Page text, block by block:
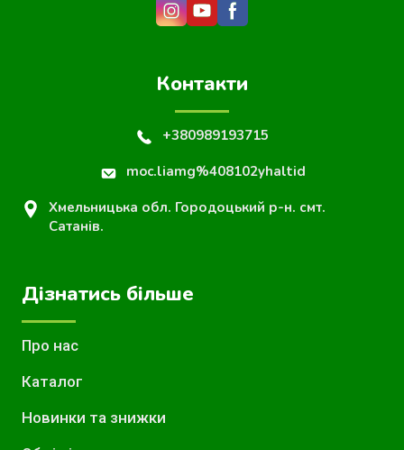
Контакти
+380989193715
moc.liamg%408102yhaltid
Хмельницька обл. Городоцький р-н. смт.
Сатанів.
Дізнатись більше
Про нас
Каталог
Новинки та знижки